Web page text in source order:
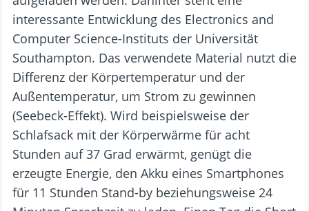
interessante Entwicklung des Electronics and
Computer Science-Instituts der Universität
Southampton. Das verwendete Material nutzt die
Differenz der Körpertemperatur und der
Außentemperatur, um Strom zu gewinnen
(Seebeck-Effekt). Wird beispielsweise der
Schlafsack mit der Körperwärme für acht
Stunden auf 37 Grad erwärmt, genügt die
erzeugte Energie, den Akku eines Smartphones
für 11 Stunden Stand-by beziehungsweise 24